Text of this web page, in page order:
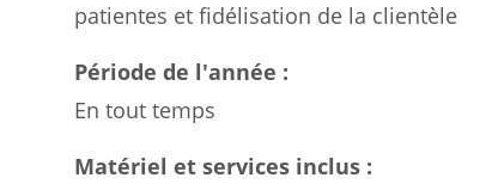
patientes et fidélisation de la clientèle
Période de l'année :
En tout temps
Matériel et services inclus :